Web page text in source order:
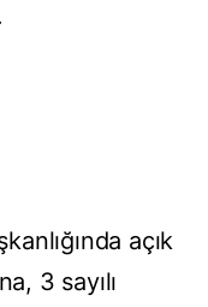
açık
3 sayılı